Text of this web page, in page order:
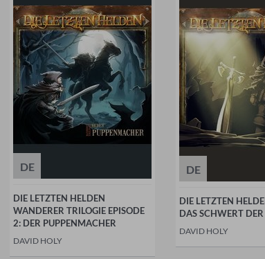
DE
DIE LETZTEN HELDEN
WANDERER TRILOGIE EPISODE
2: DER PUPPENMACHER
DAVID HOLY
DE
DIE LETZTEN
DAS SCHWERT
DAVID HOLY